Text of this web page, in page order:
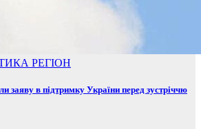
РЕГІОН
заяву в підтримку України перед зустріччю